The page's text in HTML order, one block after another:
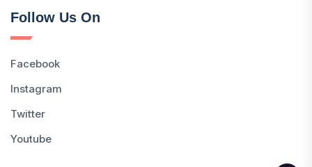
Follow Us On
Facebook
Instagram
Twitter
Youtube